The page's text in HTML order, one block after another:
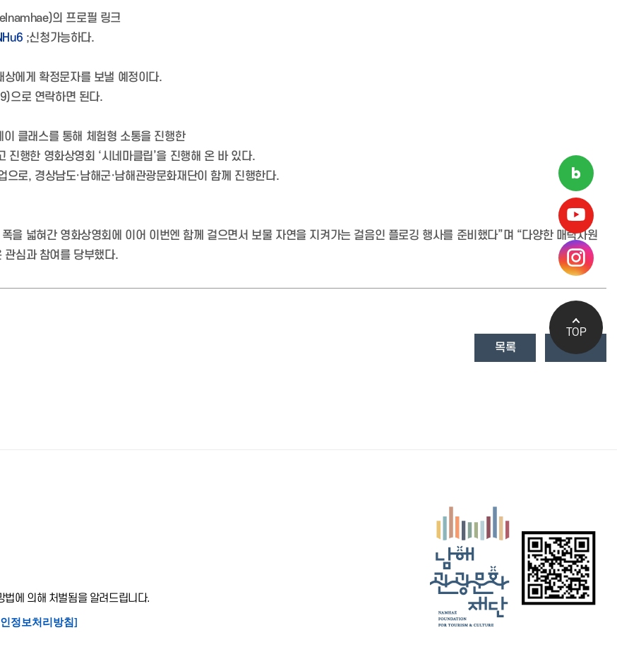
TOP
의 프로필 링크
;신청가능하다.
에게 확정문자를 보낼 예정이다.
으로 연락하면 된다.
클래스를 통해 체험형 소통을 진행한
행한 영화상영회 ‘시네마클립’을 진행해 온 바 있다.
로, 경상남도·남해군·남해관광문화재단이 함께 진행한다.
을 넓혀간 영화상영회에 이어 이번엔 함께 걸으면서 보물 자연을 지켜가는 걸음인 플로깅 행사를 준비했다”며 “다양한 매력자원
관심과 참여를 당부했다.
목록
에 의해 처벌됨을 알려드립니다.
정보처리방침]